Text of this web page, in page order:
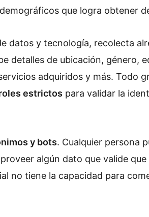
que logra obtener
datos y tecnología, recolecta
detalles de ubicación, género,
adquiridos y más. Todo
estrictos para validar la
y bots. Cualquier persona
algún dato que valide
no tiene la capacidad para